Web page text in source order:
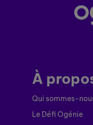
À
Qui sommes-
Le Défi Ogénie